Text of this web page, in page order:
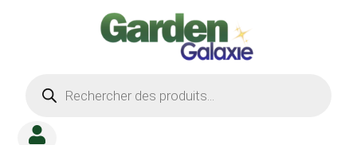
produits
